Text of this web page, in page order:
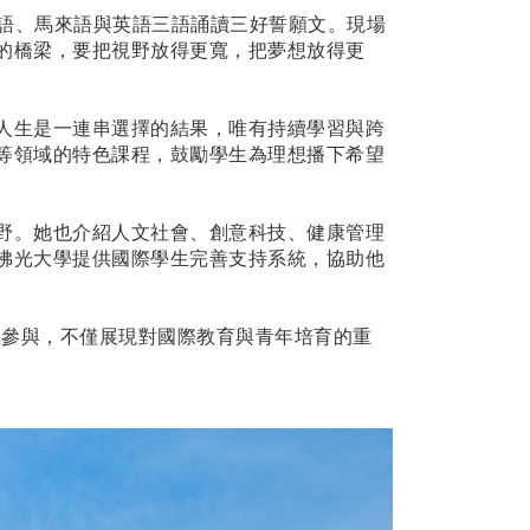
、馬來語與英語三語誦讀三好誓願文。現場
橋梁，要把視野放得更寬，把夢想放得更
生是一連串選擇的結果，唯有持續學習與跨
領域的特色課程，鼓勵學生為理想播下希望
。她也介紹人文社會、創意科技、健康管理
光大學提供國際學生完善支持系統，協助他
與，不僅展現對國際教育與青年培育的重